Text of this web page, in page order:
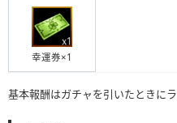
幸運券×1
基本報酬はガチャを引いたときに